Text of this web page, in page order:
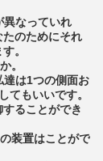
異なっていれ
のためにそれ
。
。
は1つの側面お
てもいいです。
ることができ
装置はことがで